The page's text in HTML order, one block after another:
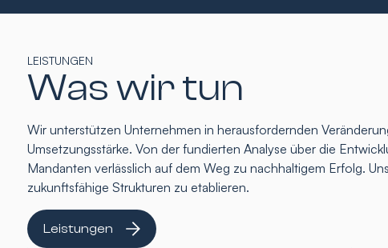
LEISTUNGEN
Was wir tun
Wir unterstützen Unternehmen in herausfordernden
Umsetzungsstärke. Von der fundierten Analyse über die
Mandanten verlässlich auf dem Weg zu nachhaltigem Erfolg.
zukunftsfähige Strukturen zu etablieren.
Leistungen